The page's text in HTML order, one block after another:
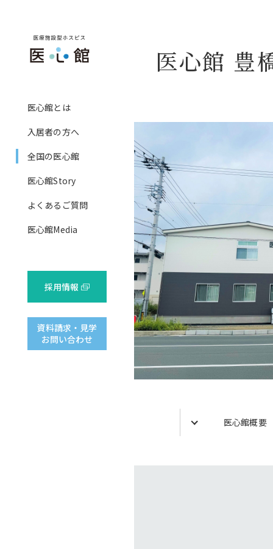
医心館とは
入居者の方へ
ご入居までの流れ
費用
訪問看護医療ＤＸ情報活用
算について
全国の医心館
医心館Story
よくあるご質問
医心館Media
採用情報
資料請求・見学
お問い合わせ
医心館 豊
医心館概要